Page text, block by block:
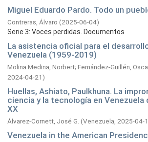
Miguel Eduardo Pardo. Todo un
Contreras, Álvaro (2025-06-04)
Serie 3: Voces perdidas. Documentos
La asistencia oficial para el
Venezuela (1959-2019)
Molina Medina, Norbert; Fernández-Guillén,
2024-04-21)
Huellas, Ashiato, Paulkhuna. La
ciencia y la tecnología en Venezuela
XX
Álvarez-Cornett, José G. (Venezuela, 2025-04-
Venezuela in the American